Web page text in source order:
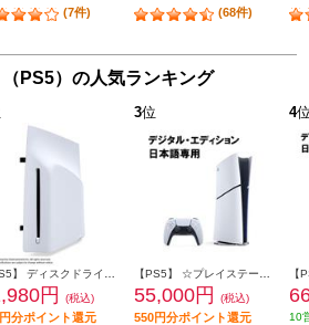
(7件) (68件)
PS5）の人気ランキング
円 (税込)
分ポイント還元
3位
55,000円 (税込)
550円分ポイント還元
4
10